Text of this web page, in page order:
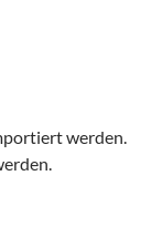
werden.